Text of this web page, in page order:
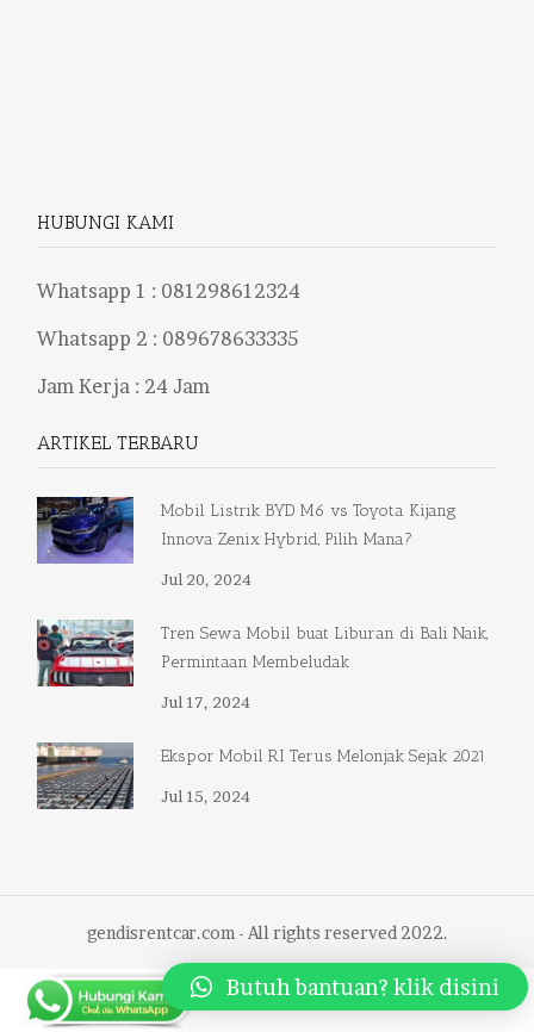
HUBUNGI KAMI
Whatsapp 1 : 081298612324
Whatsapp 2 : 089678633335
Jam Kerja : 24 Jam
ARTIKEL TERBARU
Mobil Listrik BYD M6 vs Toyota Kijang
Innova Zenix Hybrid, Pilih Mana?
Jul 20, 2024
Tren Sewa Mobil buat Liburan di Bali Naik,
Permintaan Membeludak
Jul 17, 2024
Ekspor Mobil RI Terus Melonjak Sejak 2021
Jul 15, 2024
gendisrentcar.com - All rights reserved 2022.
Butuh bantuan? klik disini